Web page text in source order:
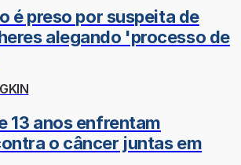
é preso por suspeita de
alegando 'processo de
13 anos enfrentam
o câncer juntas em